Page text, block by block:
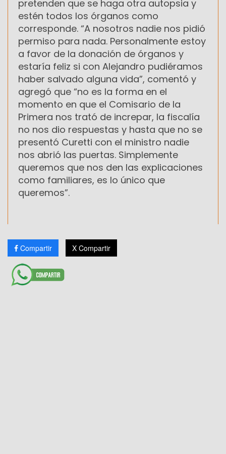
pretenden que se haga otra autopsia y
estén todos los órganos como
corresponde. “A nosotros nadie nos pidió
permiso para nada. Personalmente estoy
a favor de la donación de órganos y
estaría feliz si con Alejandro pudiéramos
haber salvado alguna vida”, comentó y
agregó que “no es la forma en el
momento en que el Comisario de la
Primera nos trató de increpar, la fiscalía
no nos dio respuestas y hasta que no se
presentó Curetti con el ministro nadie
nos abrió las puertas. Simplemente
queremos que nos den las explicaciones
como familiares, es lo único que
queremos”.
Compartir X Compartir